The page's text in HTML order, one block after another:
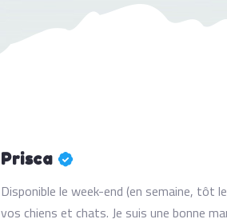
Prisca
Disponible le week-end (en semaine, tôt
vos chiens et chats. Je suis une bonne